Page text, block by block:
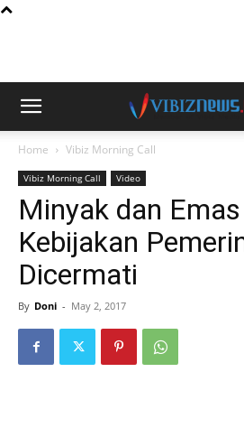
Home Vibiz Morning Call
Vibiz Morning Call Video
Minyak dan
Kebijakan
Dicermati
By Doni - May 2, 2017